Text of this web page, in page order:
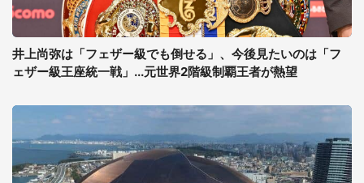
井上尚弥は「フェザー級でも倒せる」、今後見たいのは「フ
ェザー級王座統一戦」...元世界2階級制覇王者が熱望